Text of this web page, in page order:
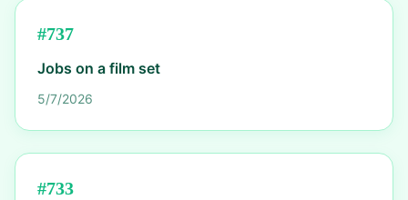
#737
Jobs on a film set
5/7/2026
#733